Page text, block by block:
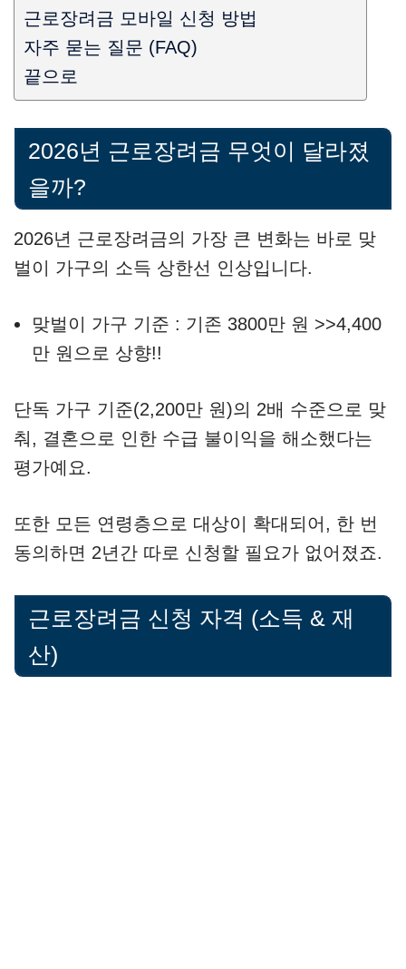
근로장려금 모바일 신청 방법
자주 묻는 질문 (FAQ)
끝으로
2026년 근로장려금 무엇이 달라졌
을까?
2026년 근로장려금의 가장 큰 변화는 바로 맞
벌이 가구의 소득 상한선 인상입니다.
맞벌이 가구 기준 : 기존 3800만 원 >>4,400
만 원으로 상향!!
단독 가구 기준(2,200만 원)의 2배 수준으로 맞
춰, 결혼으로 인한 수급 불이익을 해소했다는
평가예요.
또한 모든 연령층으로 대상이 확대되어, 한 번
동의하면 2년간 따로 신청할 필요가 없어졌죠.
근로장려금 신청 자격 (소득 & 재
산)